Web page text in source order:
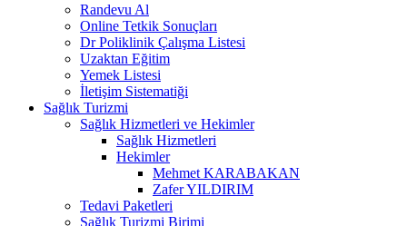
Randevu Al
Online Tetkik Sonuçları
Dr Poliklinik Çalışma Listesi
Uzaktan Eğitim
Yemek Listesi
İletişim Sistematiği
Sağlık Turizmi
Sağlık Hizmetleri ve Hekimler
Sağlık Hizmetleri
Hekimler
Mehmet KARABAKAN
Zafer YILDIRIM
Tedavi Paketleri
Sağlık Turizmi Birimi